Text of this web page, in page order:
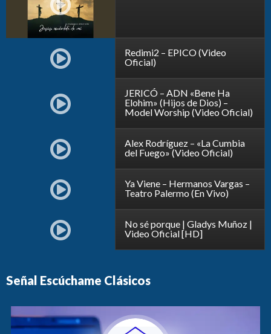
Redimi2 – EPICO (Video
Oficial)
JERICÓ – ADN «Bene Ha
Elohim» (Hijos de Dios) –
Model Worship (Video Oficial)
Alex Rodríguez – «La Cumbia
del Fuego» (Video Oficial)
Ya Viene – Hermanos Vargas –
Teatro Palermo (En Vivo)
No sé porque | Gladys Muñoz |
Video Oficial [HD]
Señal Escúchame Clásicos